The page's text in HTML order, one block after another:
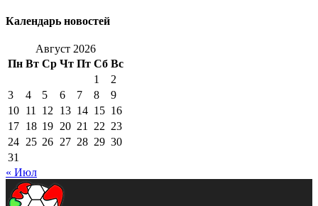
Календарь новостей
Август 2026
Пн Вт Ср Чт Пт Сб Вс
1
2
3
4 5 6 7 8
9
10 11 12 13 14 15 16
17 18 19 20 21 22 23
24 25 26 27 28 29 30
31
« Июл